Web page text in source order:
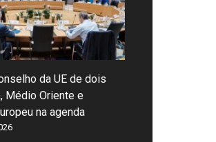
da UE de dois
Médio Oriente e
na agenda